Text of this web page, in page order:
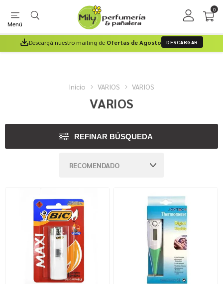
Menú
0
Descargá nuestro mailing de Ofertas de Agosto DESCARGAR
Inicio VARIOS VARIOS
VARIOS
REFINAR BÚSQUEDA